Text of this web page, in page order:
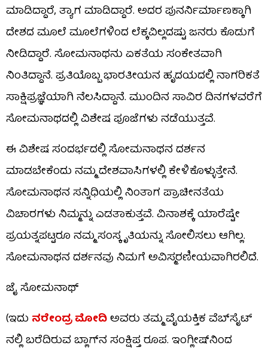
ಮಾಡಿದ್ದಾರೆ, ತ್ಯಾಗ ಮಾಡಿದ್ದಾರೆ. ಅದರ ಪುನರ್ನಿರ್ಮಾಣಕ್ಕಾಗಿ
ದೇಶದ ಮೂಲೆ ಮೂಲೆಗಳಿಂದ ಲೆಕ್ಕವಿಲ್ಲದಷ್ಟು ಜನರು ಕೊಡುಗೆ
ನೀಡಿದ್ದಾರೆ. ಸೋಮನಾಥನು ಏಕತೆಯ ಸಂಕೇತವಾಗಿ
ನಿಂತಿದ್ದಾನೆ. ಪ್ರತಿಯೊಬ್ಬ ಭಾರತೀಯನ ಹೃದಯದಲ್ಲಿ ನಾಗರಿಕತೆ
ಸಾಕ್ಷಿಪ್ರಜ್ಞೆಯಾಗಿ ನೆಲಸಿದ್ದಾನೆ. ಮುಂದಿನ ಸಾವಿರ ದಿನಗಳವರೆಗೆ
ಸೋಮನಾಥದಲ್ಲಿ ವಿಶೇಷ ಪೂಜೆಗಳು ನಡೆಯುತ್ತವೆ.
ಈ ವಿಶೇಷ ಸಂದರ್ಭದಲ್ಲಿ ಸೋಮನಾಥನ ದರ್ಶನ
ಮಾಡಬೇಕೆಂದು ನಮ್ಮ ದೇಶವಾಸಿಗಳಲ್ಲಿ ಕೇಳಿಕೊಳ್ಳುತ್ತೇನೆ.
ಸೋಮನಾಥನ ಸನ್ನಿಧಿಯಲ್ಲಿ ನಿಂತಾಗ ಪ್ರಾಚೀನತೆಯ
ವಿಚಾರಗಳು ನಿಮ್ಮನ್ನು ಎಡತಾಕುತ್ತವೆ. ವಿನಾಶಕ್ಕೆ ಯಾರೆಷ್ಟೇ
ಪ್ರಯತ್ನಪಟ್ಟರೂ ನಮ್ಮ ಸಂಸ್ಕೃತಿಯನ್ನು ಸೋಲಿಸಲು ಆಗಿಲ್ಲ.
ಸೋಮನಾಥನ ದರ್ಶನವು ನಿಮಗೆ ಅವಿಸ್ಮರಣೀಯವಾಗಿರಲಿದೆ.
ಜೈ ಸೋಮನಾಥ್
(ಇದು ನರೇಂದ್ರ ಮೋದಿಅವರು ತಮ್ಮ ವೈಯಕ್ತಿಕ ವೆಬ್​ಸೈಟ್​
ನಲ್ಲಿ ಬರೆದಿರುವ ಬ್ಲಾಗ್​ನ ಸಂಕ್ಷಿಪ್ತ ರೂಪ. ಇಂಗ್ಲೀಷ್​ನಿಂದ